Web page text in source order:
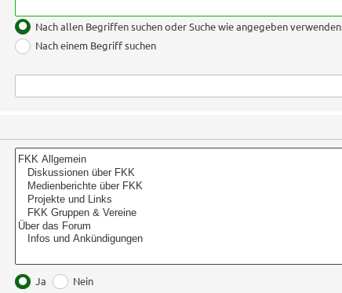
Nach allen Begriffen suchen oder Suche wie angegeben verwenden
Nach einem Begriff suchen
Ja
Nein